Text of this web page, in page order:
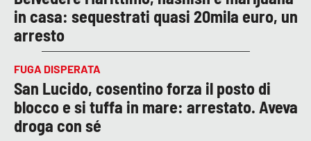
in casa: sequestrati quasi 20mila euro, un
arresto
FUGA DISPERATA
San Lucido, cosentino forza il posto di
blocco e si tuffa in mare: arrestato. Aveva
droga con sé